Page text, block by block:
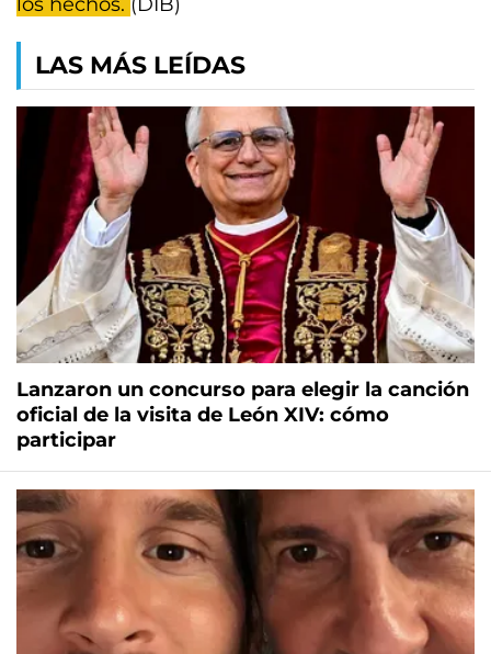
LAS MÁS LEÍDAS
Lanzaron un concurso para elegir la canción
oficial de la visita de León XIV: cómo
participar